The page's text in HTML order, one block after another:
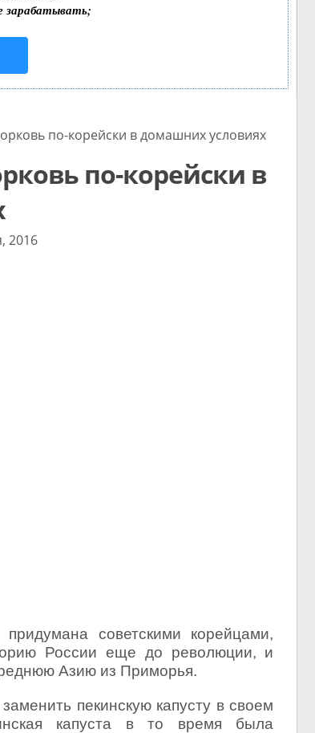
зарабатывать;
по-корейски в домашних условиях
по-корейски в
2016
советскими корейцами,
России еще до революции, и
Азию из Приморья.
пекинскую капусту в своем
капуста в то время была